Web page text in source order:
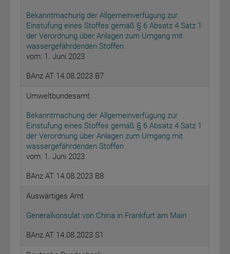
Bekanntmachung der Allgemeinverfügung zur
Einstufung eines Stoffes gemäß § 6 Absatz 4 Satz 1
der Verordnung über Anlagen zum Umgang mit
wassergefährdenden Stoffen
vom: 1. Juni 2023
BAnz AT 14.08.2023 B7
Umweltbundesamt
Bekanntmachung der Allgemeinverfügung zur
Einstufung eines Stoffes gemäß § 6 Absatz 4 Satz 1
der Verordnung über Anlagen zum Umgang mit
wassergefährdenden Stoffen
vom: 1. Juni 2023
BAnz AT 14.08.2023 B8
Auswärtiges Amt
Generalkonsulat von China in Frankfurt am Main
BAnz AT 14.08.2023 S1